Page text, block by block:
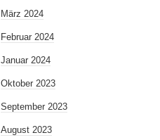
März 2024
Februar 2024
Januar 2024
Oktober 2023
September 2023
August 2023